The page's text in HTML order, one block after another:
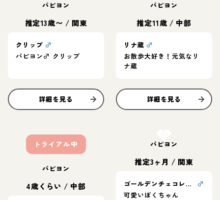
パピヨン
推定13歳〜 / 関東
クリップ ♂
パピヨン♂ クリップ
詳細を見る
パピヨン
推定11歳 / 中部
リナ蔵 ♂
お散歩大好き！元気なリ
ナ蔵
詳細を見る
トライアル中
パピヨン
4歳くらい / 中部
パピヨン
推定3ヶ月 / 関東
ゴールデンチェコレート
♂
可愛いぼくちゃん